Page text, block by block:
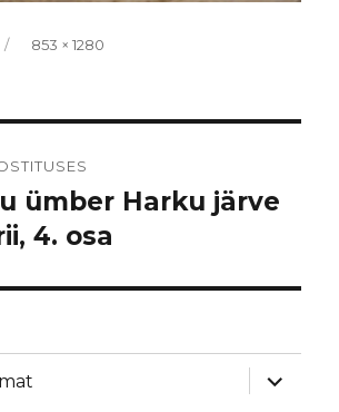
Täissuurus
853 × 1280
ümber Harku järve
4. osa
laienda